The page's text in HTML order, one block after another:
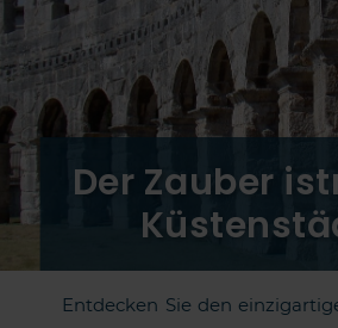
Der Zauber
Entdecken Sie den